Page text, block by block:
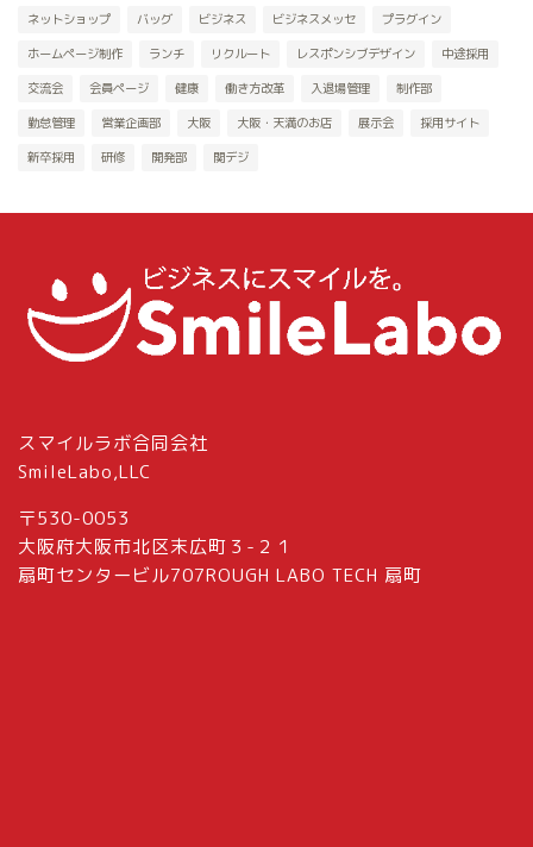
ネットショップ バッグ ビジネス ビジネスメッセ プラグイン
ホームページ制作 ランチ リクルート レスポンシブデザイン 中途採用
交流会 会員ページ 健康 働き方改革 入退場管理 制作部
勤怠管理 営業企画部 大阪 大阪・天満のお店 展示会 採用サイト
新卒採用 研修 開発部 関デジ
スマイルラボ合同会社
SmileLabo,LLC
〒530-0053
大阪府大阪市北区末広町３-２１
扇町センタービル707ROUGH LABO TECH 扇町